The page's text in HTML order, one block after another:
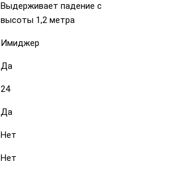
Выдерживает падение с
высоты 1,2 метра
Имиджер
Да
24
Да
Нет
Нет